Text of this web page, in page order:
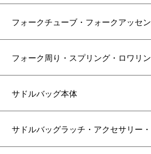
フォークチューブ・フォークアッセン
フォーク周り・スプリング・ロワリ
サドルバッグ本体
サドルバッグラッチ・アクセサリー